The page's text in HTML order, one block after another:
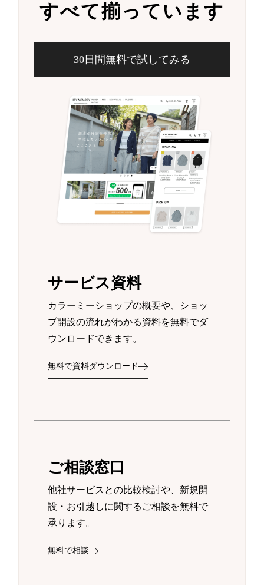
すべて揃っています
30日間無料で試してみる
サービス資料
カラーミーショップの概要や、ショッ
プ開設の流れがわかる資料を無料でダ
ウンロードできます。
無料で資料ダウンロード
ご相談窓口
他社サービスとの比較検討や、新規開
設・お引越しに関するご相談を無料で
承ります。
無料で相談